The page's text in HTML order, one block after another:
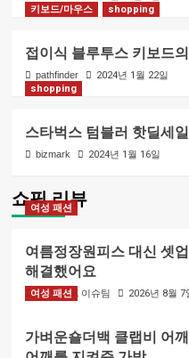
키보드/마우스
shopping
접이식 블루투스 키보드
pathfinder
2024년 1월 22일
shopping
스타벅스 텀블러 핫딜세일
bizmark 2024년 1월 16일
쇼핑 리뷰
여성 패션
여름정장원피스 대신 셋
해결했어요
BIZMARK 이슈팀 2026년 8월 7
여성 패션
가벼운숄더백 클랩비 어